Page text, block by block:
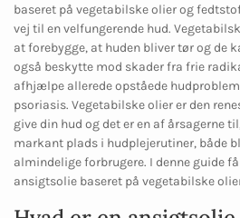
baseret på vegetabilske olier og
vej til en velfungerende hud.
at forebygge, at huden bliver tør og de
også beskytte mod skader fra frie
afhjælpe allerede opståede
psoriasis. Vegetabilske olier er den
give din hud og det er en af årsagerne
markant plads i hudplejerutiner, både
almindelige forbrugere. I denne guide
ansigtsolie baseret på vegetabilske